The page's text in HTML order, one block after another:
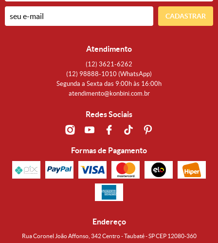
CADASTRAR
Atendimento
(12) 3621-6262
(12) 98888-1010 (WhatsApp)
Segunda a Sexta das 9:00h às 16:00h
atendimento@konbini.com.br
Redes Sociais
Formas de Pagamento
Endereço
Rua Coronel João Affonso, 342 Centro - Taubaté - SP CEP 12080-360